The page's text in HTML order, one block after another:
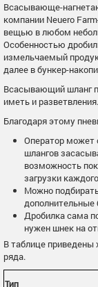
Всасывающе-
компании Neuero
вещью в любом
Особенностью
измельчаемый
далее в бункер-
Всасывающий шланг
иметь и разветвления.
Благодаря этому
Оператор может
шлангов
возможность
загрузки
Можно
дополнительные
Дробилка сама
нужен шнек на
В таблице приведены
ряда.
Тип